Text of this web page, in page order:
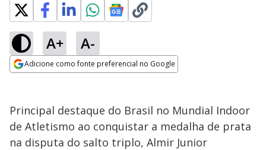
A+ A-
Adicione como fonte preferencial no Google
Principal destaque do Brasil no Mundial Indoor
de Atletismo ao conquistar a medalha de prata
na disputa do salto triplo, Almir Junior